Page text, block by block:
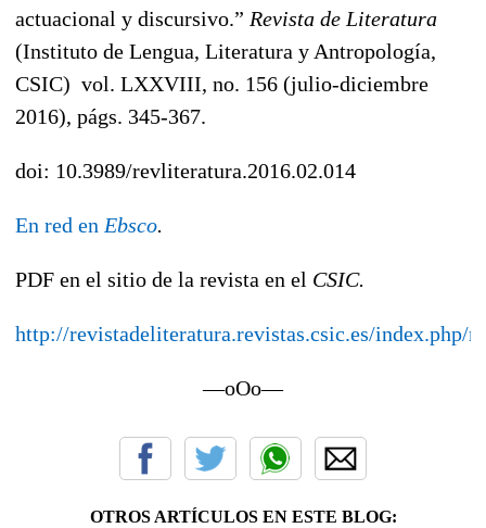
actuacional y discursivo.” Revista de Literatura
(Instituto de Lengua, Literatura y Antropología,
CSIC) vol. LXXVIII, no. 156 (julio-diciembre
2016), págs. 345-367.
doi: 10.3989/revliteratura.2016.02.014
En red en Ebsco.
PDF en el sitio de la revista en el CSIC.
http://revistadeliteratura.revistas.csic.es/index.php/
—oOo—
OTROS ARTÍCULOS EN ESTE BLOG: